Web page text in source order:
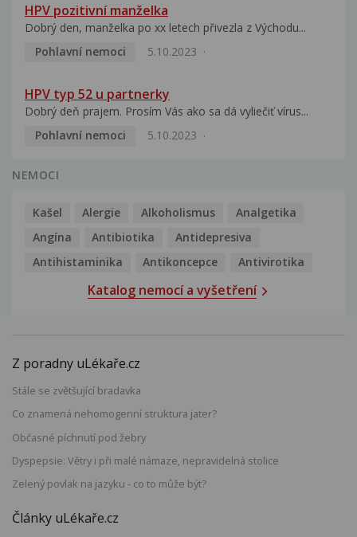
HPV pozitivní manželka
Dobrý den, manželka po xx letech přivezla z Východu...
Pohlavní nemoci
5.10.2023
HPV typ 52 u partnerky
Dobrý deň prajem. Prosím Vás ako sa dá vyliečiť vírus...
Pohlavní nemoci
5.10.2023
NEMOCI
Kašel Alergie Alkoholismus
Analgetika
Angína
Antibiotika
Antidepresiva
Antihistaminika
Antikoncepce Antivirotika
Katalog nemocí a vyšetření
Z poradny uLékaře.cz
Stále se zvětšující bradavka
Co znamená nehomogenní struktura jater?
Občasné píchnutí pod žebry
Dyspepsie: Větry i při malé námaze, nepravidelná stolice
Zelený povlak na jazyku - co to může být?
Články uLékaře.cz